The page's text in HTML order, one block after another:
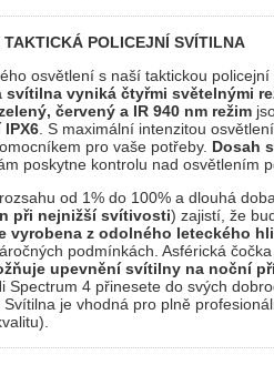
TAKTICKÁ POLICEJNÍ SVÍTILNA
osvětlení s naší taktickou
vyniká čtyřmi světelnými
červený a IR 940 nm režim
IPX6 . S maximální intenzitou
pro vaše potřeby. Dosah
poskytne kontrolu nad osvětlením
od 1% do 100% a dlouhá
při nejnižší svítivosti) zajistí, že
vyrobena z odolného leteckého
podmínkách. Asférická
upevnění svítilny na noční
Spectrum 4 přinesete do svých
je vhodná pro plně